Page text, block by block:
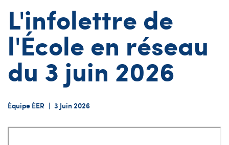
L'infolettre de
l'École en réseau
du 3 juin 2026
Équipe ÉER | 3 Juin 2026